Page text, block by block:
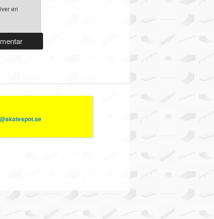
en
@skatespot.se